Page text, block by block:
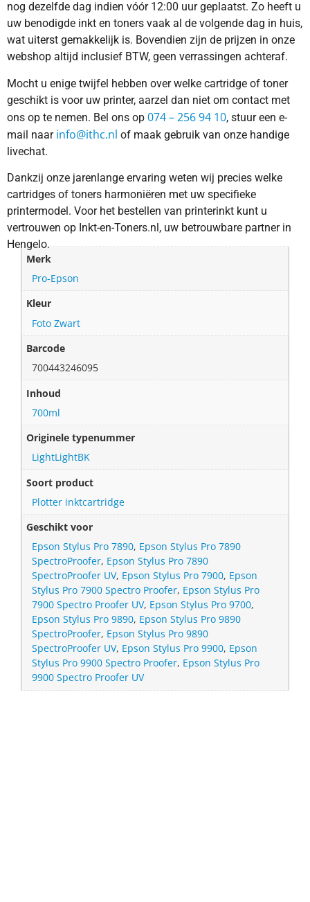
nog dezelfde dag indien vóór 12:00 uur geplaatst. Zo heeft u
uw benodigde inkt en toners vaak al de volgende dag in huis,
wat uiterst gemakkelijk is. Bovendien zijn de prijzen in onze
webshop altijd inclusief BTW, geen verrassingen achteraf.
Mocht u enige twijfel hebben over welke cartridge of toner
geschikt is voor uw printer, aarzel dan niet om contact met
ons op te nemen. Bel ons op 074 – 256 94 10, stuur een e-
mail naar info@ithc.nl of maak gebruik van onze handige
livechat.
Dankzij onze jarenlange ervaring weten wij precies welke
cartridges of toners harmoniëren met uw specifieke
printermodel. Voor het bestellen van printerinkt kunt u
vertrouwen op Inkt-en-Toners.nl, uw betrouwbare partner in
Hengelo.
Merk
Pro-Epson
Kleur
Foto Zwart
Barcode
700443246095
Inhoud
700ml
Originele typenummer
LightLightBK
Soort product
Plotter inktcartridge
Geschikt voor
Epson Stylus Pro 7890, Epson Stylus Pro 7890
SpectroProofer, Epson Stylus Pro 7890
SpectroProofer UV, Epson Stylus Pro 7900, Epson
Stylus Pro 7900 Spectro Proofer, Epson Stylus Pro
7900 Spectro Proofer UV, Epson Stylus Pro 9700,
Epson Stylus Pro 9890, Epson Stylus Pro 9890
SpectroProofer, Epson Stylus Pro 9890
SpectroProofer UV, Epson Stylus Pro 9900, Epson
Stylus Pro 9900 Spectro Proofer, Epson Stylus Pro
9900 Spectro Proofer UV